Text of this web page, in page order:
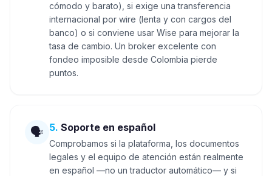
cómodo y barato), si exige una transferencia
internacional por wire (lenta y con cargos del
banco) o si conviene usar Wise para mejorar la
tasa de cambio. Un broker excelente con
fondeo imposible desde Colombia pierde
puntos.
🗣️ 5. Soporte en español
Comprobamos si la plataforma, los documentos
legales y el equipo de atención están realmente
en español —no un traductor automático— y si